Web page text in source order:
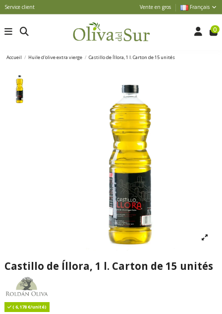
Service client Vente en gros Français
0
Accueil Huile d'olive extra vierge Castillo de Íllora, 1 l. Carton de 15 unités
Castillo de Íllora, 1 l. Carton de 15 unités
( 6,178 €/unité)